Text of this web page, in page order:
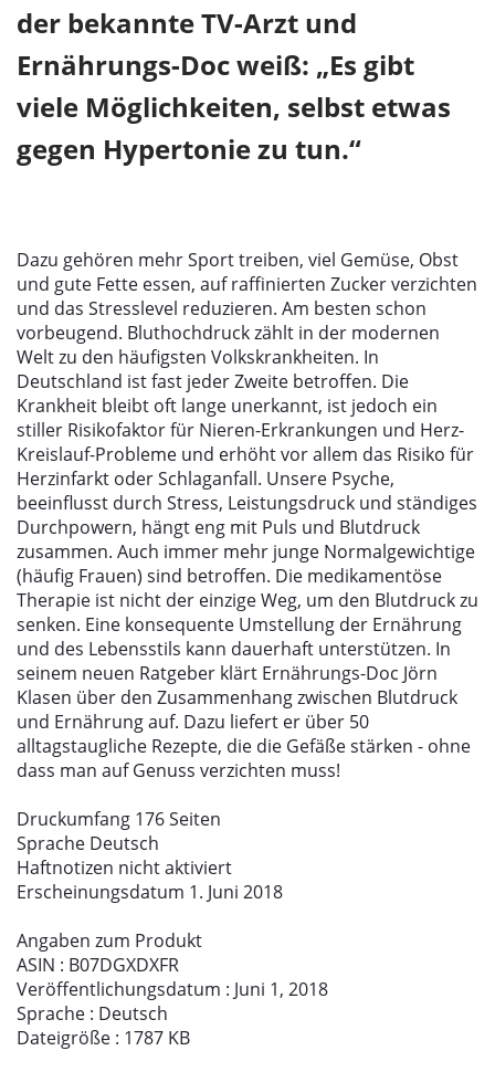
der bekannte TV-Arzt und
Ernährungs-Doc weiß: „Es gibt
viele Möglichkeiten, selbst etwas
gegen Hypertonie zu tun.“
Dazu gehören mehr Sport treiben, viel Gemüse, Obst
und gute Fette essen, auf raffinierten Zucker verzichten
und das Stresslevel reduzieren. Am besten schon
vorbeugend. Bluthochdruck zählt in der modernen
Welt zu den häufigsten Volkskrankheiten. In
Deutschland ist fast jeder Zweite betroffen. Die
Krankheit bleibt oft lange unerkannt, ist jedoch ein
stiller Risikofaktor für Nieren-Erkrankungen und Herz-
Kreislauf-Probleme und erhöht vor allem das Risiko für
Herzinfarkt oder Schlaganfall. Unsere Psyche,
beeinflusst durch Stress, Leistungsdruck und ständiges
Durchpowern, hängt eng mit Puls und Blutdruck
zusammen. Auch immer mehr junge Normalgewichtige
(häufig Frauen) sind betroffen. Die medikamentöse
Therapie ist nicht der einzige Weg, um den Blutdruck zu
senken. Eine konsequente Umstellung der Ernährung
und des Lebensstils kann dauerhaft unterstützen. In
seinem neuen Ratgeber klärt Ernährungs-Doc Jörn
Klasen über den Zusammenhang zwischen Blutdruck
und Ernährung auf. Dazu liefert er über 50
alltagstaugliche Rezepte, die die Gefäße stärken - ohne
dass man auf Genuss verzichten muss!
Druckumfang 176 Seiten
Sprache Deutsch
Haftnotizen nicht aktiviert
Erscheinungsdatum 1. Juni 2018
Angaben zum Produkt
ASIN : B07DGXDXFR
Veröffentlichungsdatum : Juni 1, 2018
Sprache : Deutsch
Dateigröße : 1787 KB